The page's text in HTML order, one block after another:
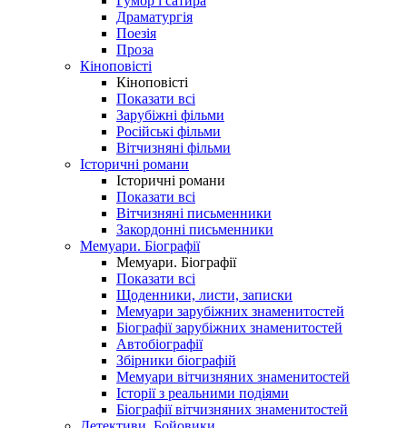
Драматургія
Поезія
Проза
Кіноповісті
Кіноповісті
Показати всі
Зарубіжні фільми
Російські фільми
Вітчизняні фільми
Історичні романи
Історичні романи
Показати всі
Вітчизняні письменники
Закордонні письменники
Мемуари. Біографії
Мемуари. Біографії
Показати всі
Щоденники, листи, записки
Мемуари зарубіжних знаменитостей
Біографії зарубіжних знаменитостей
Автобіографії
Збірники біографій
Мемуари вітчизняних знаменитостей
Історії з реальними подіями
Біографії вітчизняних знаменитостей